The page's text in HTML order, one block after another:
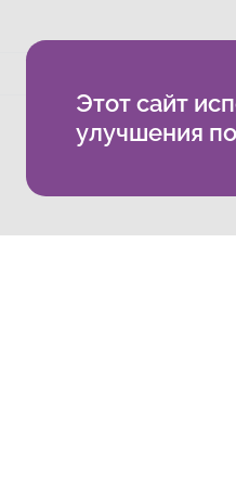
Этот сайт
улучшения